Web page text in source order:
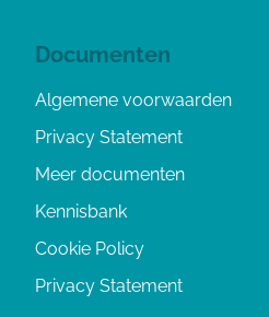
Documenten
Algemene voorwaarden
Privacy Statement
Meer documenten
Kennisbank
Cookie Policy
Privacy Statement